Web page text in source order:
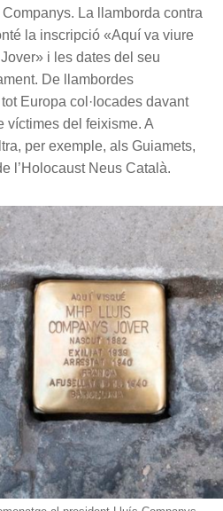
La llamborda contra
la inscripció «Aquí va viure
i les dates del seu
De llambordes
Europa col·locades davant
víctimes del feixisme. A
per exemple, als Guiamets,
l’Holocaust Neus Català.